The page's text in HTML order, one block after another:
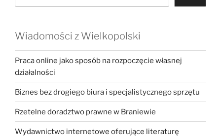
Wiadomości z Wielkopolski
Praca online jako sposób na rozpoczęcie własnej
działalności
Biznes bez drogiego biura i specjalistycznego sprzętu
Rzetelne doradztwo prawne w Braniewie
Wydawnictwo internetowe oferujące literaturę